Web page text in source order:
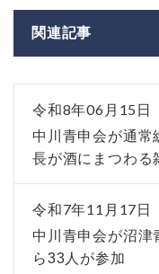
関連記事
令和8年06月15日
中川青申会が通常
長が酒にまつわる
令和7年11月17日
中川青申会が沼津
ら33人が参加